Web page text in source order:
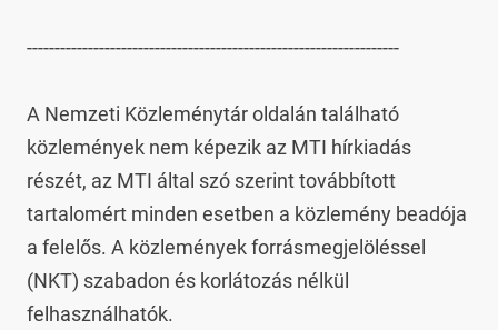
-------------------------------------------------------------------
A Nemzeti Közleménytár oldalán található
közlemények nem képezik az MTI hírkiadás
részét, az MTI által szó szerint továbbított
tartalomért minden esetben a közlemény beadója
a felelős. A közlemények forrásmegjelöléssel
(NKT) szabadon és korlátozás nélkül
felhasználhatók.